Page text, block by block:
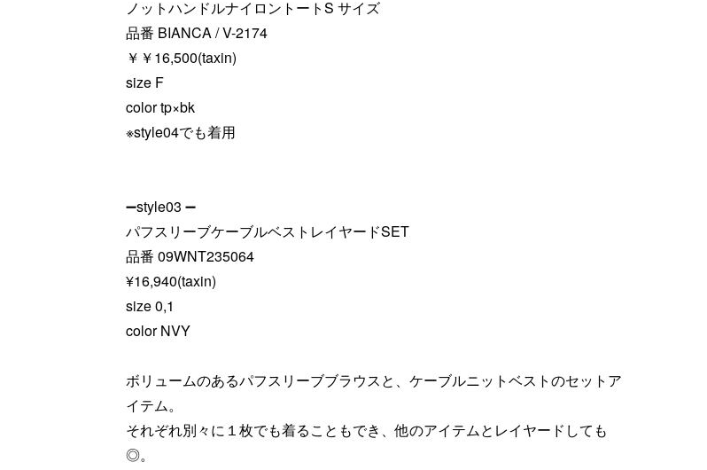
ノットハンドルナイロントートS サイズ
品番 BIANCA / V-2174
￥￥16,500(taxin)
size F
color tp×bk
※style04でも着用
➖style03 ➖
パフスリーブケーブルベストレイヤードSET
品番 09WNT235064
¥16,940(taxin)
size 0,1
color NVY
ボリュームのあるパフスリーブブラウスと、ケーブルニットベストのセットア
イテム。
それぞれ別々に１枚でも着ることもでき、他のアイテムとレイヤードしても
◎。